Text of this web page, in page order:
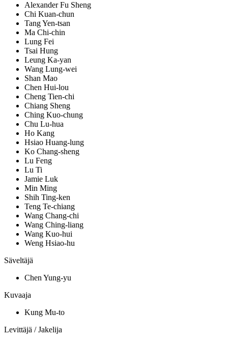
Alexander Fu Sheng
Chi Kuan-chun
Tang Yen-tsan
Ma Chi-chin
Lung Fei
Tsai Hung
Leung Ka-yan
Wang Lung-wei
Shan Mao
Chen Hui-lou
Cheng Tien-chi
Chiang Sheng
Ching Kuo-chung
Chu Lu-hua
Ho Kang
Hsiao Huang-lung
Ko Chang-sheng
Lu Feng
Lu Ti
Jamie Luk
Min Ming
Shih Ting-ken
Teng Te-chiang
Wang Chang-chi
Wang Ching-liang
Wang Kuo-hui
Weng Hsiao-hu
Säveltäjä
Chen Yung-yu
Kuvaaja
Kung Mu-to
Levittäjä / Jakelija